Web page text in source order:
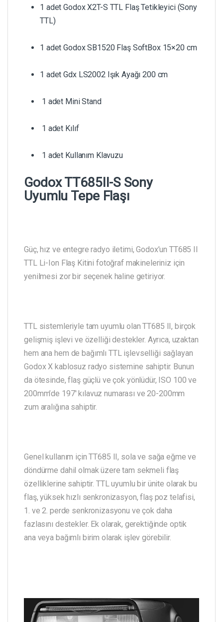
1 adet Godox X2T-S TTL Flaş Tetikleyici (Sony
TTL)
1 adet Godox SB1520 Flaş SoftBox 15×20 cm
1 adet Gdx LS2002 Işık Ayağı 200 cm
1 adet Mini Stand
1 adet Kılıf
1 adet Kullanım Klavuzu
Godox TT685II-S Sony
Uyumlu Tepe Flaşı
Güç, hız ve entegre radyo iletimi, Godox’un TT685 II
TTL Li-Ion Flaş Kitini fotoğraf makineleriniz için
yenilmesi zor bir seçenek haline getiriyor.
TTL sistemleriyle tam uyumlu olan TT685 II, birçok
gelişmiş işlevi ve özelliği destekler. Ayrıca, uzaktan
hem ana hem de bağımlı TTL işlevselliği sağlayan
Godox X kablosuz radyo sistemine sahiptir. Bunun
da ötesinde, flaş güçlü ve çok yönlüdür, ISO 100 ve
200mm’de 197′ kılavuz numarası ve 20-200mm
zum aralığına sahiptir.
Genel kullanım için TT685 II, sola ve sağa eğme ve
döndürme dahil olmak üzere tam sekmeli flaş
özelliklerine sahiptir. TTL uyumlu bir ünite olarak bu
flaş, yüksek hızlı senkronizasyon, flaş poz telafisi,
1. ve 2. perde senkronizasyonu ve çok daha
fazlasını destekler. Ek olarak, gerektiğinde optik
ana veya bağımlı birim olarak işlev görebilir.